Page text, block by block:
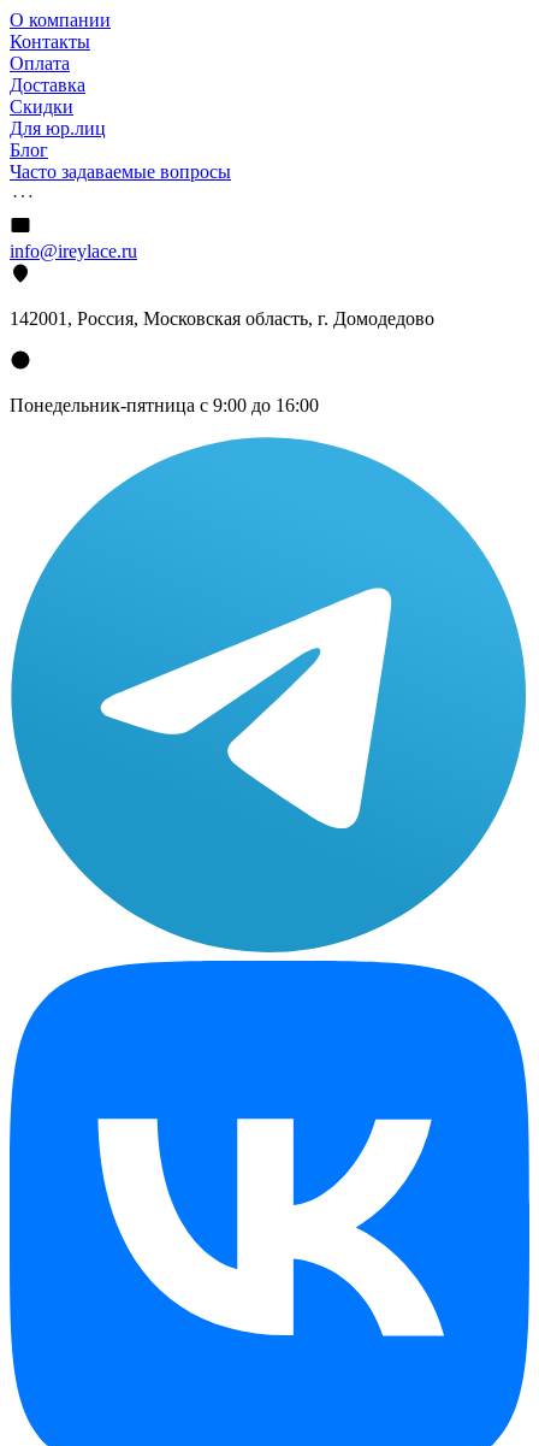
О компании
Контакты
Оплата
Доставка
Скидки
Для юр.лиц
Блог
Часто задаваемые вопросы
info@ireylace.ru
142001 , Россия, Московская область, г. Домодедово
Понедельник-пятница с 9:00 до 16:00